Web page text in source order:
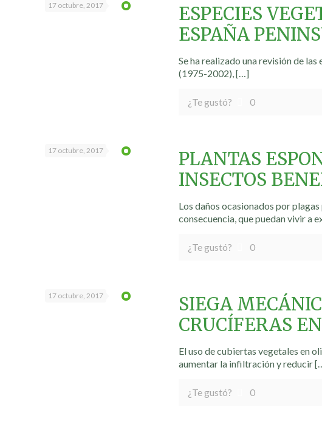
17 octubre, 2017
ESPECIES
ESPAÑA
Se ha realizado una revisión de
(1975-2002),[…]
¿Te gustó? 0
17 octubre, 2017
PLANTAS
INSECTOS
Los daños ocasionados por
consecuencia, que puedan vivir a
¿Te gustó? 0
17 octubre, 2017
SIEGA
CRUCÍFERAS
El uso de cubiertas vegetales en
aumentar la infiltración y reducir
¿Te gustó? 0